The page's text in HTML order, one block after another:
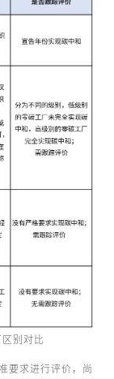
别对比
要求进行评价，尚